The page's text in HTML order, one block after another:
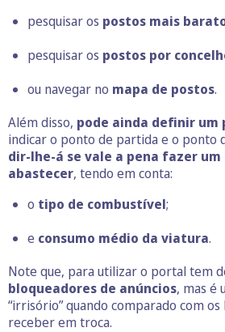
pesquisar os postos mais
pesquisar os postos por
ou navegar no mapa de postos.
Além disso, pode ainda definir um
indicar o ponto de partida e o ponto
dir-lhe-á se vale a pena fazer um
abastecer, tendo em conta:
o tipo de combustível;
e consumo médio da viatura.
Note que, para utilizar o portal tem
bloqueadores de anúncios, mas é
“irrisório” quando comparado com
receber em troca.